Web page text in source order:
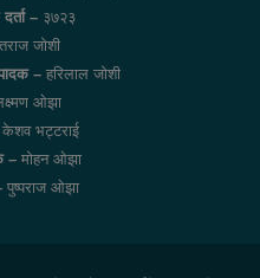
– ३७२३
जोशी
– हरिलाल जोशी
ओझा
भट्टराई
–मोहन ओझा
पुष्पराज ओझा